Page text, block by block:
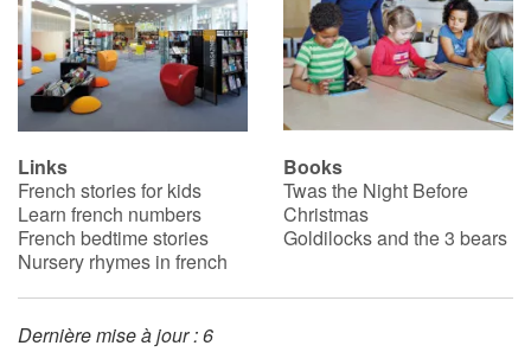
Links
French stories for kids
Learn french numbers
French bedtime stories
Nursery rhymes in french
Books
Twas the Night Before
Christmas
Goldilocks and the 3 bears
Dernière mise à jour : 6